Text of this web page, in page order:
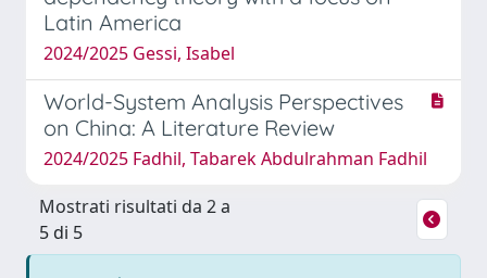
Latin America
2024/2025 Gessi, Isabel
World-System Analysis Perspectives
on China: A Literature Review
2024/2025 Fadhil, Tabarek Abdulrahman Fadhil
Mostrati risultati da 2 a
5 di 5